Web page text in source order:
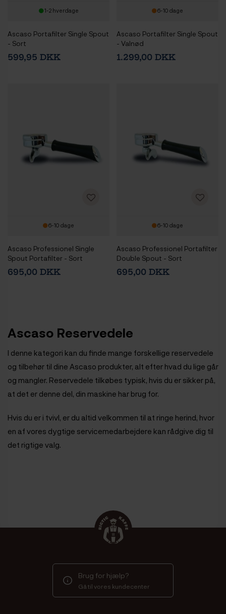
1-2 hverdage
Ascaso Portafilter Single Spout
- Sort
599,95 DKK
6-10 dage
Ascaso Portafilter Single Spout
- Valnød
1.299,00 DKK
6-10 dage
Ascaso Professionel Single
Spout Portafilter - Sort
695,00 DKK
6-10 dage
Ascaso Professionel Portafilter
Double Spout - Sort
695,00 DKK
Ascaso Reservedele
I denne kategori kan du finde mange forskellige reservedele
og tilbehør til dine Ascaso produkter, alt efter hvad du lige går
og mangler. Reservedele tilkøbes typisk, hvis du er sikker på,
at det er denne del, din maskine har brug for.
Hvis du er i tvivl, er du altid velkommen til at ringe herind, hvor
en af vores dygtige servicemedarbejdere kan rådgive dig til
det rigtige valg.
Brug for hjælp?
Gå til vores kundecenter